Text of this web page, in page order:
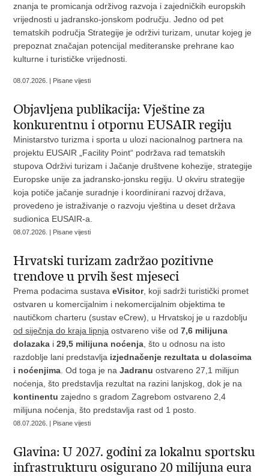
znanja te promicanja održivog razvoja i zajedničkih europskih
vrijednosti u jadransko-jonskom području. Jedno od pet
tematskih područja Strategije je održivi turizam, unutar kojeg je
prepoznat značajan potencijal mediteranske prehrane kao
kulturne i turističke vrijednosti.
08.07.2026. | Pisane vijesti
Objavljena publikacija: Vještine za
konkurentnu i otpornu EUSAIR regiju
Ministarstvo turizma i sporta u ulozi nacionalnog partnera na
projektu EUSAIR „Facility Point“ podržava rad tematskih
stupova Održivi turizam i Jačanje društvene kohezije, strategije
Europske unije za jadransko-jonsku regiju. U okviru strategije
koja potiče jačanje suradnje i koordinirani razvoj država,
provedeno je istraživanje o razvoju vještina u deset država
sudionica EUSAIR-a.
08.07.2026. | Pisane vijesti
Hrvatski turizam zadržao pozitivne
trendove u prvih šest mjeseci
Prema podacima sustavaeVisitor, koji sadrži turistički promet
ostvaren u komercijalnim i nekomercijalnim objektima te
nautičkom charteru (sustav eCrew), u Hrvatskoj je u razdoblju
od siječnja do kraja lipnja ostvareno više od7,6 milijuna
dolazaka i29,5 milijuna noćenja , što u odnosu na isto
razdoblje lani predstavlja izjednačenje rezultata u dolascima
i noćenjima . Od toga je naJadranu ostvareno 27,1 milijun
noćenja, što predstavlja rezultat na razini lanjskog, dok je na
kontinentu zajedno s gradom Zagrebom ostvareno 2,4
milijuna noćenja, što predstavlja rast od 1 posto.
08.07.2026. | Pisane vijesti
Glavina: U 2027. godini za lokalnu sportsku
infrastrukturu osigurano 20 milijuna eura